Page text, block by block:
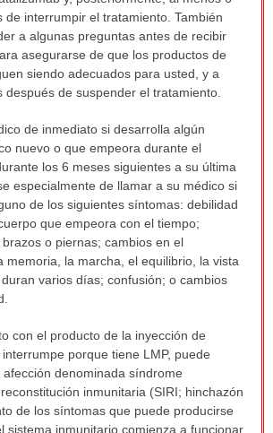
de interrumpir el tratamiento. También
a algunas preguntas antes de recibir
asegurarse de que los productos de
siendo adecuados para usted, y a
después de suspender el tratamiento.
de inmediato si desarrolla algún
nuevo o que empeora durante el
los 6 meses siguientes a su última
especialmente de llamar a su médico si
de los siguientes síntomas: debilidad
que empeora con el tiempo;
o piernas; cambios en el
memoria, la marcha, el equilibrio, la vista
varios días; confusión; o cambios
con el producto de la inyección de
porque tiene LMP, puede
denominada síndrome
inmunitaria (SIRI; hinchazón
de los síntomas que puede producirse
sistema inmunitario comienza a funcionar